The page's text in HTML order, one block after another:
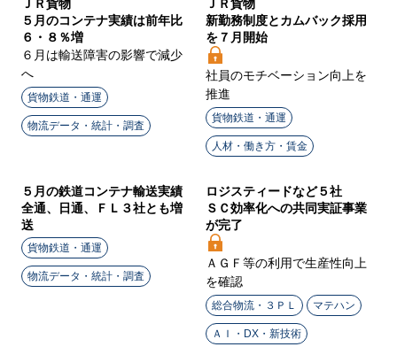
ＪＲ貨物
５月のコンテナ実績は前年比
６・８％増
６月は輸送障害の影響で減少
へ
貨物鉄道・通運
物流データ・統計・調査
ＪＲ貨物
新勤務制度とカムバック採用
を７月開始
社員のモチベーション向上を
推進
貨物鉄道・通運
人材・働き方・賃金
５月の鉄道コンテナ輸送実績
全通、日通、ＦＬ３社とも増
送
貨物鉄道・通運
物流データ・統計・調査
ロジスティードなど５社
ＳＣ効率化への共同実証事業
が完了
ＡＧＦ等の利用で生産性向上
を確認
総合物流・３ＰＬ マテハン
ＡＩ・DX・新技術